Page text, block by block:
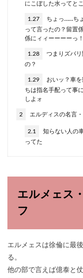
にこぼした水ってと
1.27
ちょっ……ち
って言ったの？留
係にィィーーーーっ
1.28
つまりズバ
の？
1.29
おいッ？車
ちは指名手配って事
しよォ
2 エルディスの名言
2.1
知らない人の
ってた
エルメェス
フ
エルメェスは徐倫に最
る。
他の部で言えば億泰と